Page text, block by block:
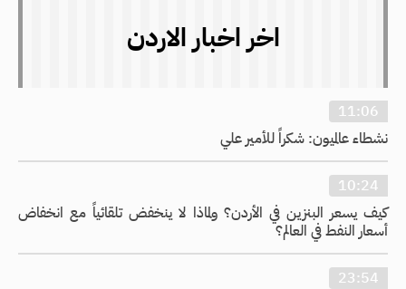
اخر اخبار الاردن
11:06
نشطاء عالميون: شكراً للأمير علي
10:24
كيف يسعر البنزين في الأردن؟ ولماذا لا ينخفض تلقائياً مع انخفاض
أسعار النفط في العالم؟
23:54